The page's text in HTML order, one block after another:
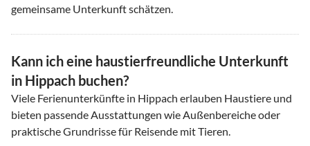
gemeinsame Unterkunft schätzen.
Kann ich eine haustierfreundliche Unterkunft
in Hippach buchen?
Viele Ferienunterkünfte in Hippach erlauben Haustiere und
bieten passende Ausstattungen wie Außenbereiche oder
praktische Grundrisse für Reisende mit Tieren.